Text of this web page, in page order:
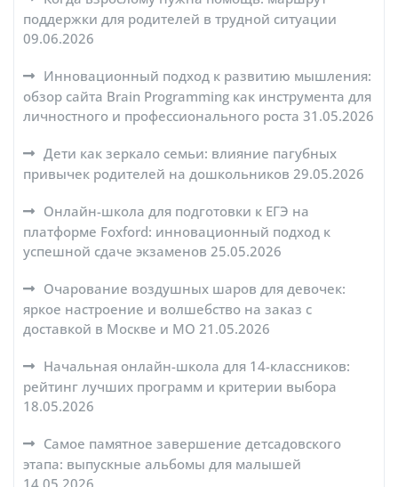
поддержки для родителей в трудной ситуации
09.06.2026
Инновационный подход к развитию мышления:
обзор сайта Brain Programming как инструмента для
личностного и профессионального роста 31.05.2026
Дети как зеркало семьи: влияние пагубных
привычек родителей на дошкольников 29.05.2026
Онлайн-школа для подготовки к ЕГЭ на
платформе Foxford: инновационный подход к
успешной сдаче экзаменов 25.05.2026
Очарование воздушных шаров для девочек:
яркое настроение и волшебство на заказ с
доставкой в Москве и МО 21.05.2026
Начальная онлайн-школа для 14-классников:
рейтинг лучших программ и критерии выбора
18.05.2026
Самое памятное завершение детсадовского
этапа: выпускные альбомы для малышей
14.05.2026